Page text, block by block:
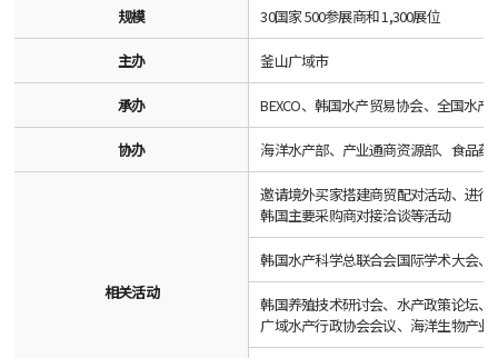
规模 30国家 500参展商和 1,300展位
主办 釜山广域市
承办 BEXCO、韩国水产贸易协会、全国水
协办 海洋水产部、产业通商资源部、食品
相关活动
邀请境外买家搭建商贸配对活动、进
韩国主要采购商对接洽谈等活动
韩国水产科学总联合会国际学术大会
韩国养殖技术研讨会、水产政策论坛、
广域水产行政协会会议、海洋生物产业